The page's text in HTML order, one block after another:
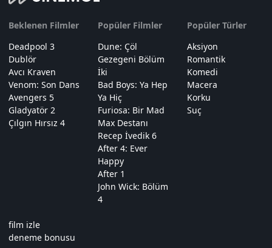
Beklenen Filmler
Deadpool 3
Dublör
Avcı Kraven
Venom: Son Dans
Avengers 5
Gladyatör 2
Çılgın Hırsız 4
Popüler Filmler
Dune: Çöl
Gezegeni Bölüm
İki
Bad Boys: Ya Hep
Ya Hiç
Furiosa: Bir Mad
Max Destanı
Recep İvedik 6
After 4: Ever
Happy
After 1
John Wick: Bölüm
4
Popüler Türler
Aksiyon
Romantik
Komedi
Macera
Korku
Suç
film izle
deneme bonusu